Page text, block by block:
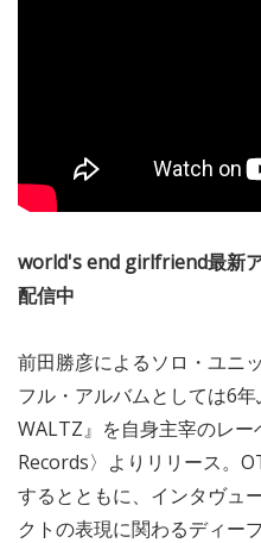
world's end girlfriend最新
配信中
前田勝彦によるソロ・ユ
フル・アルバムとしては6
WALTZ』を自身主宰のレ
Records〉よりリリース。
するとともに、インタヴュ
クトの表現に関わるディー